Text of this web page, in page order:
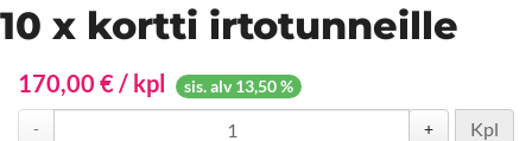
10 x kortti irtotunneille
170,00 € / kpl sis. alv 13,50 %
- + Kpl